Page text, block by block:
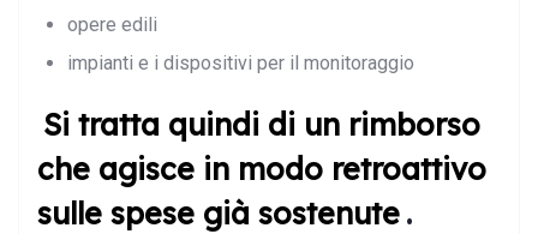
opere edili
impianti e i dispositivi per il monitoraggio
Si tratta quindi di un rimborso
che agisce in modo retroattivo
sulle spese già sostenute.